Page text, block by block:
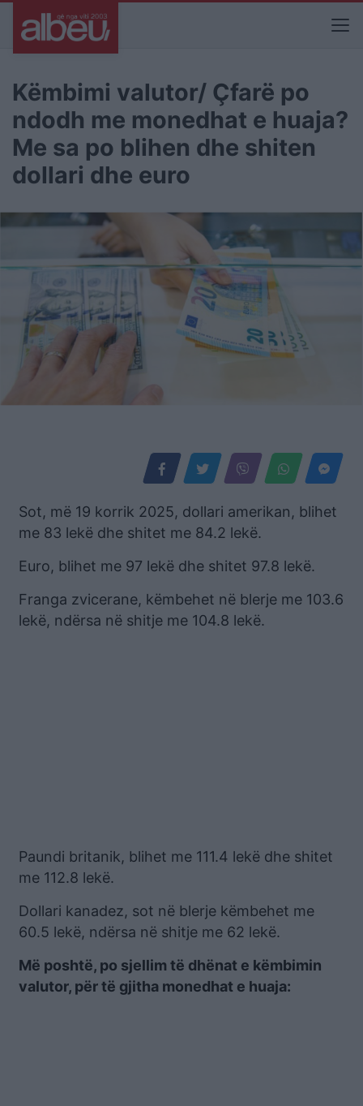
Këmbimi valutor/ Çfarë po
ndodh me monedhat e huaja?
Me sa po blihen dhe shiten
dollari dhe euro
Sot, më 19 korrik 2025, dollari amerikan, blihet
me 83 lekë dhe shitet me 84.2 lekë.
Euro, blihet me 97 lekë dhe shitet 97.8 lekë.
Franga zvicerane, këmbehet në blerje me 103.6
lekë, ndërsa në shitje me 104.8 lekë.
Paundi britanik, blihet me 111.4 lekë dhe shitet
me 112.8 lekë.
Dollari kanadez, sot në blerje këmbehet me
60.5 lekë, ndërsa në shitje me 62 lekë.
Më poshtë, po sjellim të dhënat e këmbimin
valutor, për të gjitha monedhat e huaja: